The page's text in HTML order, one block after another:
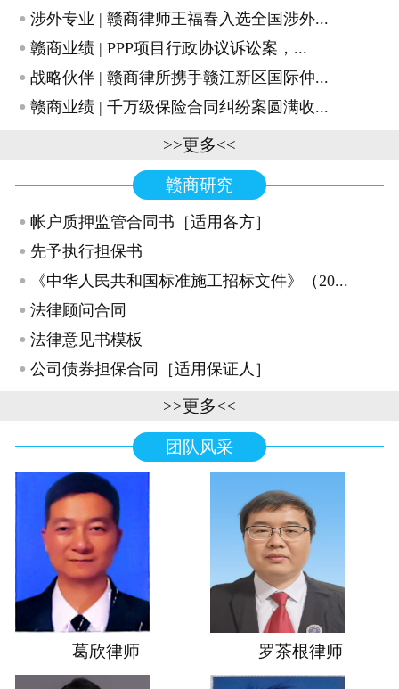
· 涉外专业 | 赣商律师王福春入选全国涉外...
· 赣商业绩 | PPP项目行政协议诉讼案，...
· 战略伙伴 | 赣商律所携手赣江新区国际仲...
· 赣商业绩 | 千万级保险合同纠纷案圆满收...
>>更多<<
赣商研究
· 帐户质押监管合同书［适用各方］
· 先予执行担保书
· 《中华人民共和国标准施工招标文件》（20...
· 法律顾问合同
· 法律意见书模板
· 公司债券担保合同［适用保证人］
>>更多<<
团队风采
葛欣律师 罗茶根律师